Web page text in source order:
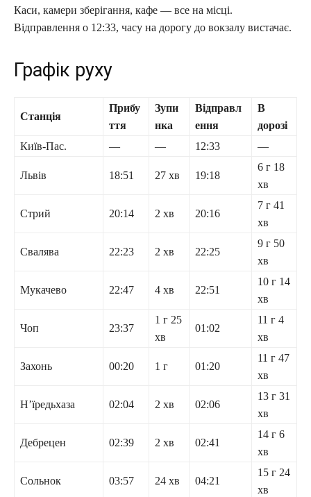
Каси, камери зберігання, кафе — все на місці.
Відправлення о 12:33, часу на дорогу до вокзалу вистачає.
Графік руху
Станція
Прибу
ття
Зупи
нка
Відправл
ення
В
дорозі
Київ-Пас.
— — 12:33 —
Львів 18:51 27 хв 19:18
6 г 18
хв
Стрий 20:14 2 хв 20:16
7 г 41
хв
Свалява 22:23 2 хв 22:25
9 г 50
хв
Мукачево 22:47 4 хв 22:51
10 г 14
хв
Чоп 23:37
1 г 25
хв
01:02
11 г 4
хв
Захонь 00:20 1 г 01:20
11 г 47
хв
Н’їредьхаза 02:04 2 хв 02:06
13 г 31
хв
Дебрецен 02:39 2 хв 02:41
14 г 6
хв
Сольнок 03:57 24 хв 04:21
15 г 24
хв